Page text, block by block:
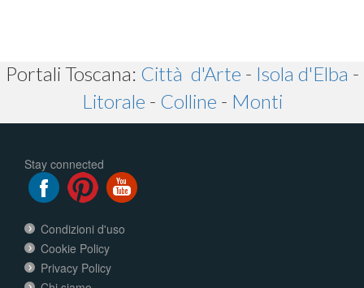
Portali Toscana: Città d'Arte - Isola d'Elba -
Litorale - Colline - Monti
Stay connected
Condizioni d'uso
Cookie Policy
Privacy Policy